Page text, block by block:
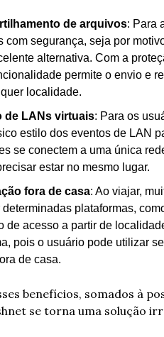
de arquivos: Para
com segurança, seja por
alternativa. Com a
permite o envio e
localidade.
de LANs virtuais: Para os
estilo dos eventos de LAN
se conectem a uma única
estar no mesmo lugar.
fora de casa: Ao viajar,
determinadas plataformas,
de acesso a partir de
pois o usuário pode utilizar
de casa.
benefícios, somados à
se torna uma solução